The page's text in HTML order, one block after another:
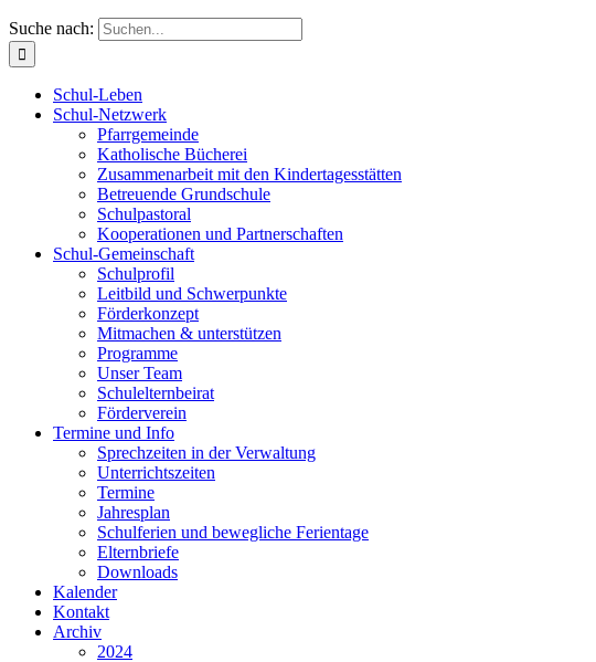
Suche nach:
Schul-Leben
Schul-Netzwerk
Pfarrgemeinde
Katholische Bücherei
Zusammenarbeit mit den Kindertagesstätten
Betreuende Grundschule
Schulpastoral
Kooperationen und Partnerschaften
Schul-Gemeinschaft
Schulprofil
Leitbild und Schwerpunkte
Förderkonzept
Mitmachen & unterstützen
Programme
Unser Team
Schulelternbeirat
Förderverein
Termine und Info
Sprechzeiten in der Verwaltung
Unterrichtszeiten
Termine
Jahresplan
Schulferien und bewegliche Ferientage
Elternbriefe
Downloads
Kalender
Kontakt
Archiv
2024